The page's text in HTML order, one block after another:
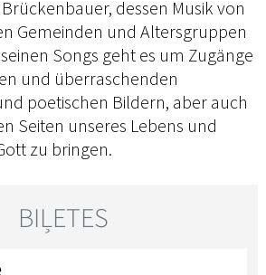
dessen Musik von
Gemeinden und Altersgruppen
Songs geht es um Zugänge
und überraschenden
poetischen Bildern, aber auch
Seiten unseres Lebens und
zu bringen.